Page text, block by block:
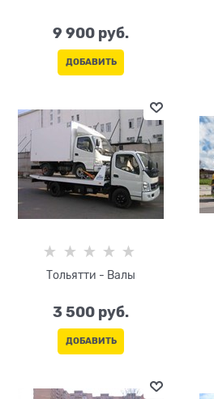
9 900 руб.
ДОБАВИТЬ
Тольятти - Валы
3 500 руб.
ДОБАВИТЬ